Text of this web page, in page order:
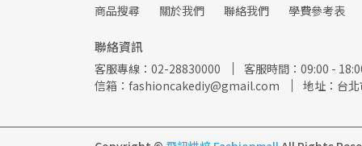
商品搜尋 關於我們 聯絡我們 學費參考表
聯絡資訊
客服專線：02-28830000
客服時間：09:00 -
信箱：fashioncakediy@gmail.com
地址：台